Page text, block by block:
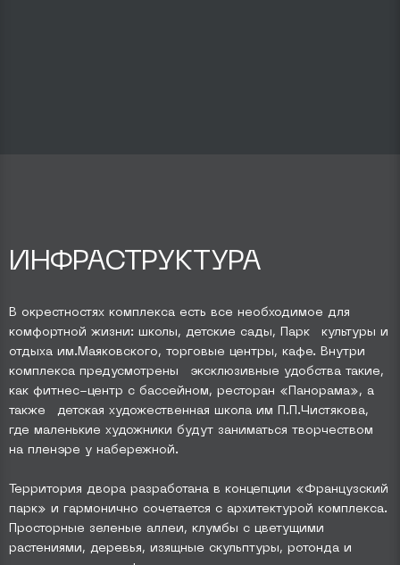
ИНФРАСТРУКТУРА
В окрестностях комплекса есть все необходимое для
комфортной жизни: школы, детские сады, Парк культуры и
отдыха им.Маяковского, торговые центры, кафе. Внутри
комплекса предусмотрены эксклюзивные удобства такие,
как фитнес-центр с бассейном, ресторан «Панорама», а
также детская художественная школа им П.П.Чистякова,
где маленькие художники будут заниматься творчеством
на пленэре у набережной.
Территория двора разработана в концепции «Французский
парк» и гармонично сочетается с архитектурой комплекса.
Просторные зеленые аллеи, клумбы с цветущими
растениями, деревья, изящные скульптуры, ротонда и